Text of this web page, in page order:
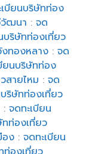
บียนบริษัทท่อง
วัฒนา :จด
บริษัทท่องเที่ยว
งทองหลาง :จด
ยนบริษัทท่อง
สายไหม :จด
ริษัทท่องเที่ยว
:จดทะเบียน
ท่องเที่ยว
อง :จดทะเบียน